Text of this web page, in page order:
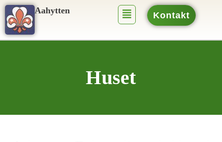
Gå
til
indholdet
Aahytten Menu Kontakt
Huset